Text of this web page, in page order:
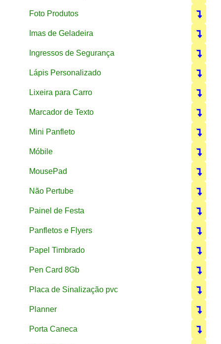
Foto Produtos
Imas de Geladeira
Ingressos de Segurança
Lápis Personalizado
Lixeira para Carro
Marcador de Texto
Mini Panfleto
Móbile
MousePad
Não Pertube
Painel de Festa
Panfletos e Flyers
Papel Timbrado
Pen Card 8Gb
Placa de Sinalização pvc
Planner
Porta Caneca